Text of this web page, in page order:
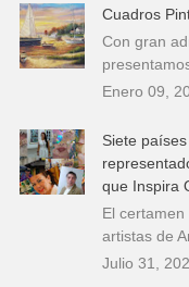
Cuadros
Con gran
Enero 09,
Siete
que Inspira
El
artistas de
Julio 31,